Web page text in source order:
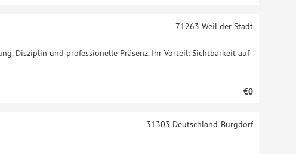
Disziplin und professionelle Präsenz. Ihr Vorteil: Sichtbarkeit auf
71263 Weil der Stadt
€0
31303 Deutschland-Burgdorf